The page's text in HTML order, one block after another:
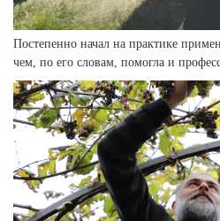
Постепенно начал на практике
чем, по его словам, помогла и